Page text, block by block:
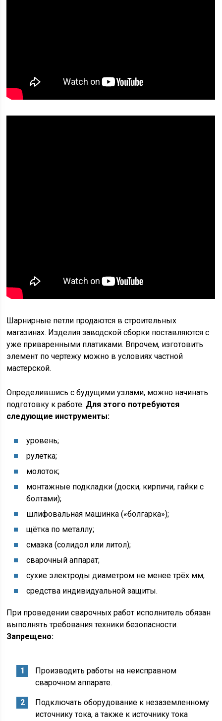
Шарнирные петли продаются в строительных
магазинах. Изделия заводской сборки поставляются с
уже приваренными платиками. Впрочем, изготовить
элемент по чертежу можно в условиях частной
мастерской.
Определившись с будущими узлами, можно начинать
подготовку к работе. Для этого потребуются
следующие инструменты:
уровень;
рулетка;
молоток;
монтажные подкладки (доски, кирпичи, гайки с
болтами);
шлифовальная машинка («болгарка»);
щётка по металлу;
смазка (солидол или литол);
сварочный аппарат;
сухие электроды диаметром не менее трёх мм;
средства индивидуальной защиты.
При проведении сварочных работ исполнитель обязан
выполнять требования техники безопасности.
Запрещено:
Производить работы на неисправном
сварочном аппарате.
Подключать оборудование к незаземленному
источнику тока, а также к источнику тока